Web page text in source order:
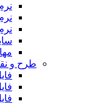
سایر
طرح و نقشه